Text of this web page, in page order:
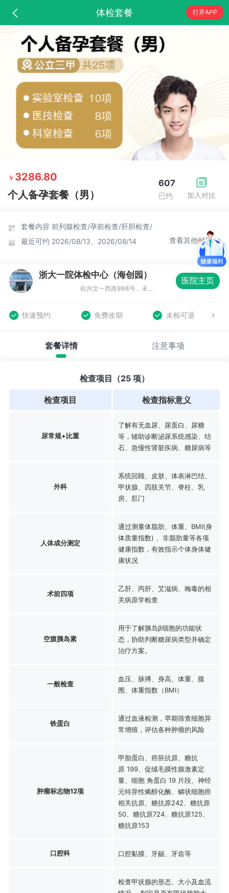
体检套餐 打开APP
加入对比
607
已约
￥ 3286.80
个人备孕套餐（男）
套餐内容 前列腺检查/孕前检查/肝胆检查/
最近可约 2026/08/13、2026/08/14 查看其他时间
浙大一院体检中心（海创园）
杭州文一西路998号，未来科技城杭州海外高层次人才创新园（海创园）18号楼1楼
医院主页
快速预约 免费改期 未检可退
套餐详情 注意事项
检查项目（25 项）
检查项目 检查指标意义
尿常规+比重
了解有无血尿、尿蛋白、尿糖
等，辅助诊断泌尿系统感染、结
石、急慢性肾脏疾病、糖尿病等
外科
系统回顾、皮肤、体表淋巴结、
甲状腺、四肢关节、脊柱、乳
房、肛门
人体成分测定
通过测量体脂肪、体重、BMI(身
体质量指数) 、非脂肪量等各项
健康指数，有效指示个体身体健
康状况
术前四项
乙肝、丙肝、艾滋病、梅毒的相
关病原学检查
空腹胰岛素
用于了解胰岛β细胞的功能状
态，协助判断糖尿病类型并确定
治疗方案。
一般检查
血压、脉搏、身高、体重、腹
围、体重指数（BMI）
铁蛋白
通过血液检测，早期筛查细胞异
常增殖，评估各种肿瘤的风险
肿瘤标志物12项
甲胎蛋白、癌胚抗原、糖抗
原 199、促绒毛膜性腺激素定
量、细胞 角蛋白 19 片段、神经
元特异性烯醇化酶、鳞状细胞癌
相关抗原、糖抗原242、糖抗原
50、糖抗原724、糖抗原125、
糖抗原153
口腔科 口腔黏膜、牙龈、牙齿等
检查甲状腺的形态、大小及血流